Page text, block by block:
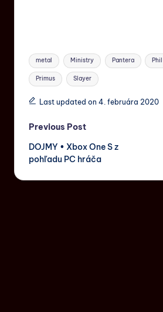
metal Ministry Pantera
Primus Slayer
Last updated on 4. februára 2020
Previous Post
DOJMY • Xbox One S z
pohľadu PC hráča